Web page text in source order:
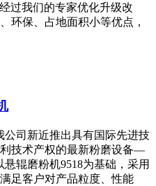
过我们的专家优化升级改
环保、占地面积小等优点，
司新近推出具有国际先进技
技术产权的最新粉磨设备—
辊磨粉机9518为基础，采用
足客户对产品粒度、性能